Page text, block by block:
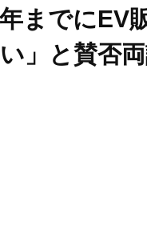
までにEV
」と賛否